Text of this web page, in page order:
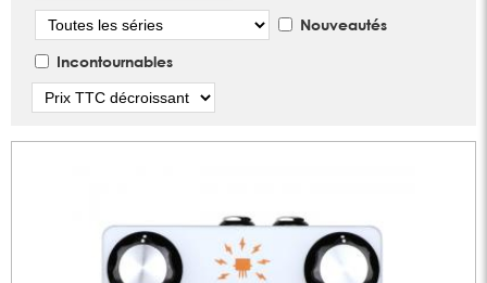
Série
Nouveautés
Incontournables